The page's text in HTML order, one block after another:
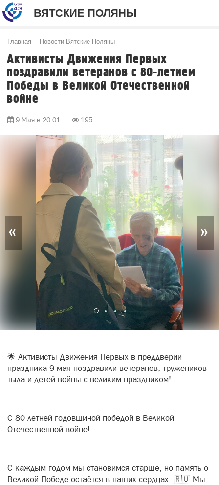
ВЯТСКИЕ ПОЛЯНЫ
Главная Новости Вятские Поляны
Активисты Движения Первых
поздравили ветеранов с 80-летием
Победы в Великой Отечественной
войне
9 Мая в 20:01 195
« »
🌟 Активисты Движения Первых в преддверии
праздника 9 мая поздравили ветеранов, тружеников
тыла и детей войны с великим праздником!
С 80 летней годовщиной победой в Великой
Отечественной войне!
С каждым годом мы становимся старше, но память о
Великой Победе остаётся в наших сердцах. 🇷🇺 Мы